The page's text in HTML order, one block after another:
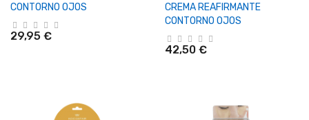
CONTORNO OJOS
29,95 €
CREMA REAFIRMANTE
CONTORNO OJOS
42,50 €